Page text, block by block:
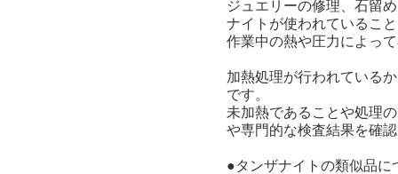
ジュエリーの修理、石留
ナイトが使われているこ
作業中の熱や圧力によっ
加熱処理が行われている
です。
未加熱であることや処理
や専門的な検査結果を確
●タンザナイトの類似品に